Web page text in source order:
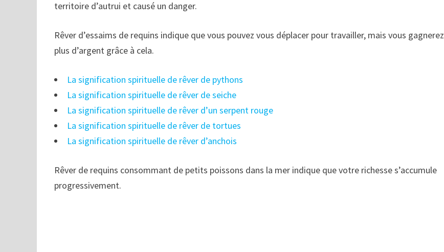
territoire d’autrui et causé un danger.
Rêver d’essaims de requins indique que vous pouvez vous déplacer pour travailler, mais vous gagnerez
plus d’argent grâce à cela.
La signification spirituelle de rêver de pythons
La signification spirituelle de rêver de seiche
La signification spirituelle de rêver d’un serpent rouge
La signification spirituelle de rêver de tortues
La signification spirituelle de rêver d’anchois
Rêver de requins consommant de petits poissons dans la mer indique que votre richesse s’accumule
progressivement.